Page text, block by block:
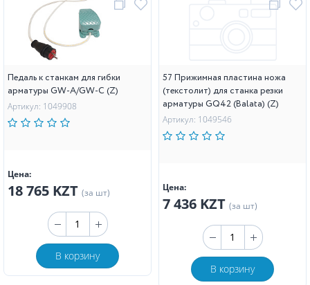
Педаль к станкам для гибки
арматуры GW-A/GW-C (Z)
Артикул: 1049908
Цена:
18 765 KZT (за шт)
В корзину
57 Прижимная пластина ножа
(текстолит) для станка резки
арматуры GQ42 (Balata) (Z)
Артикул: 1049546
Цена:
7 436 KZT (за шт)
В корзину